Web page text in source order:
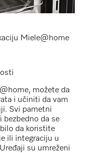
Miele@home
možete da
i učiniti da vam
Svi pametni
bezbedno da se
da koristite
ili integraciju u
su umreženi